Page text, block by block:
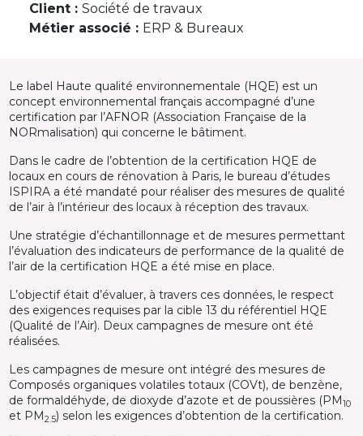
Client : Société de travaux
Métier associé : ERP & Bureaux
Le label Haute qualité environnementale (HQE) est un
concept environnemental français accompagné d’une
certification par l’AFNOR (Association Française de la
NORmalisation) qui concerne le bâtiment.
Dans le cadre de l’obtention de la certification HQE de
locaux en cours de rénovation à Paris, le bureau d’études
ISPIRA a été mandaté pour réaliser des mesures de qualité
de l’air à l’intérieur des locaux à réception des travaux.
Une stratégie d’échantillonnage et de mesures permettant
l’évaluation des indicateurs de performance de la qualité de
l’air de la certification HQE a été mise en place.
L’objectif était d’évaluer, à travers ces données, le respect
des exigences requises par la cible 13 du référentiel HQE
(Qualité de l’Air). Deux campagnes de mesure ont été
réalisées.
Les campagnes de mesure ont intégré des mesures de
Composés organiques volatiles totaux (COVt), de benzène,
de formaldéhyde, de dioxyde d’azote et de poussières (PM10
et PM2.5) selon les exigences d’obtention de la certification.